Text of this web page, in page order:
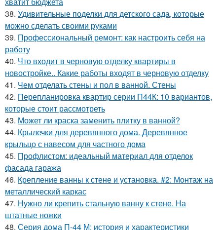
38. Удивительные поделки для детского сада, которые
можно сделать своими руками
39. Профессиональный ремонт: как настроить себя на
работу
40. Что входит в черновую отделку квартиры в
новостройке.. Какие работы входят в черновую отделку
41. Чем отделать стены и пол в ванной. Стены
42. Перепланировка квартир серии П44К: 10 вариантов,
которые стоит рассмотреть
43. Может ли краска заменить плитку в ванной?
44. Крылечки для деревянного дома. Деревянное
крыльцо с навесом для частного дома
45. Профлистом: идеальный материал для отделок
фасада гаража
46. Крепление ванны к стене и установка. #2: Монтаж на
металлический каркас
47. Нужно ли крепить стальную ванну к стене. На
штатные ножки
48. Серия дома П-44 М: история и характеристики